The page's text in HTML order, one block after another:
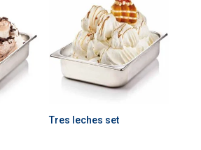
Tres leches set